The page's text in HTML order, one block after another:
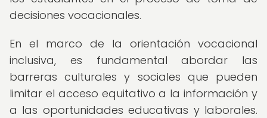
decisiones vocacionales.
En el marco de la orientación vocacional
inclusiva, es fundamental abordar las
barreras culturales y sociales que pueden
limitar el acceso equitativo a la información y
a las oportunidades educativas y laborales.